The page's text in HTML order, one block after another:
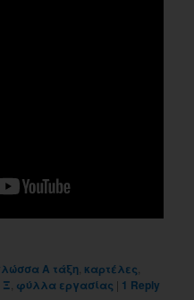
Α τάξη καρτέλες
Ξ φύλλα εργασίας | 1 Reply